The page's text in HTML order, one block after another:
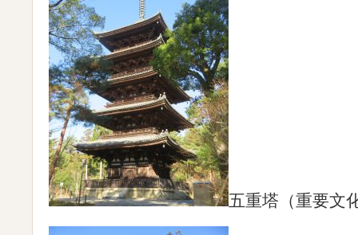
五重塔（重要文